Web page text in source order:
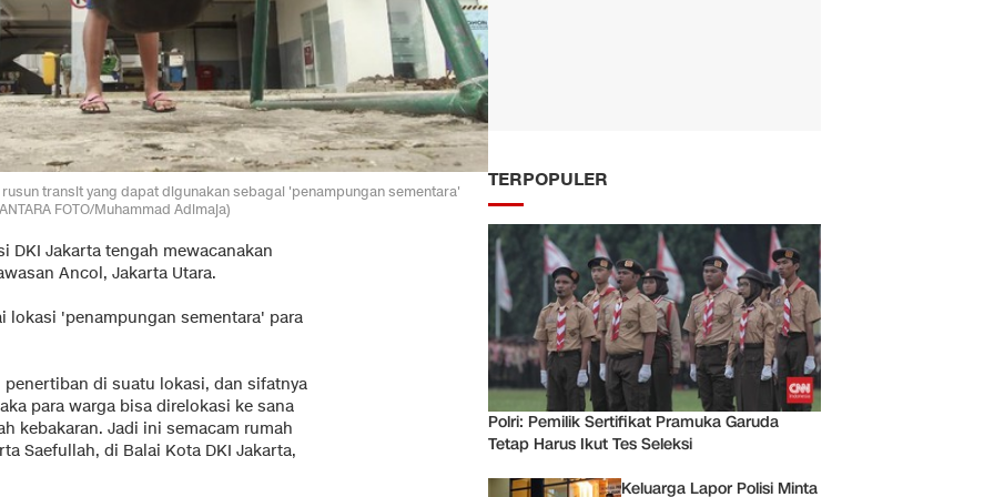
transit yang dapat digunakan sebagai 'penampungan sementara'
FOTO/Muhammad Adimaja)
DKI Jakarta tengah mewacanakan
Ancol, Jakarta Utara.
'penampungan sementara' para
penertiban di suatu lokasi, dan sifatnya
para warga bisa direlokasi ke sana
kebakaran. Jadi ini semacam rumah
Saefullah, di Balai Kota DKI Jakarta,
TERPOPULER
Polri: Pemilik Sertifikat Pramuka Garuda
Tetap Harus Ikut Tes Seleksi
Keluarga Lapor Polisi Minta